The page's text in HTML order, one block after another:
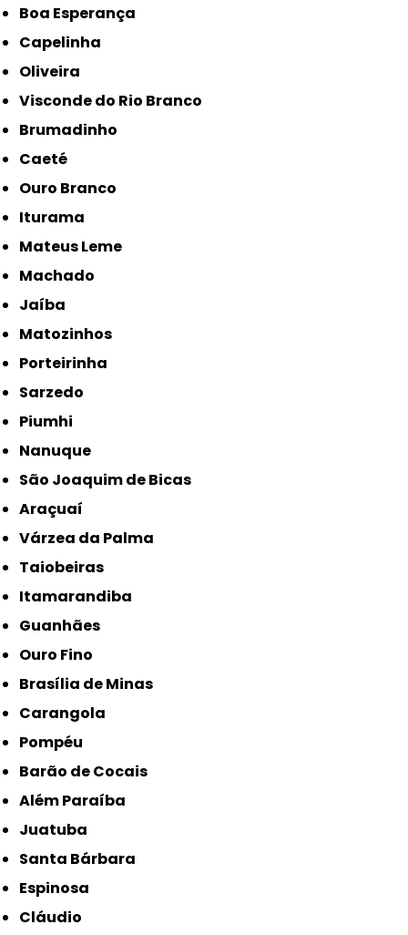
Boa Esperança
Capelinha
Oliveira
Visconde do Rio Branco
Brumadinho
Caeté
Ouro Branco
Iturama
Mateus Leme
Machado
Jaíba
Matozinhos
Porteirinha
Sarzedo
Piumhi
Nanuque
São Joaquim de Bicas
Araçuaí
Várzea da Palma
Taiobeiras
Itamarandiba
Guanhães
Ouro Fino
Brasília de Minas
Carangola
Pompéu
Barão de Cocais
Além Paraíba
Juatuba
Santa Bárbara
Espinosa
Cláudio